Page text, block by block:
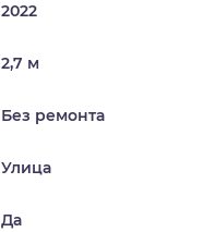
2022
2,7 м
Без ремонта
Улица
Да